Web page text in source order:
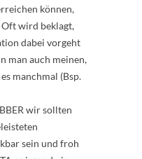
können,
Oft wird beklagt,
dabei vorgeht
man auch meinen,
manchmal (Bsp.
wir sollten
sein und froh